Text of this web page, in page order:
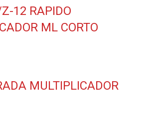
12 RAPIDO
ML CORTO
MULTIPLICADOR